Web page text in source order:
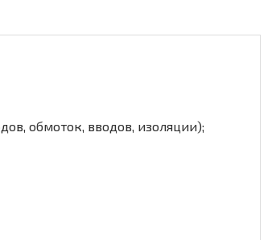
обмоток, вводов, изоляции);